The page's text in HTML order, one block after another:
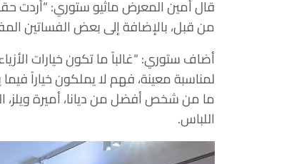
قال أمين المعرض ماثيو ستوري: “أردت
من قبل، بالإضافة إلى بعض الفساتين
أضاف ستوري: “غالباً ما تكون خيارات
لمناسبة معينة، فهم لا يملكون خياراً
ما من شخص أفضل من ديانا، أميرة ويلز،
اللباس.